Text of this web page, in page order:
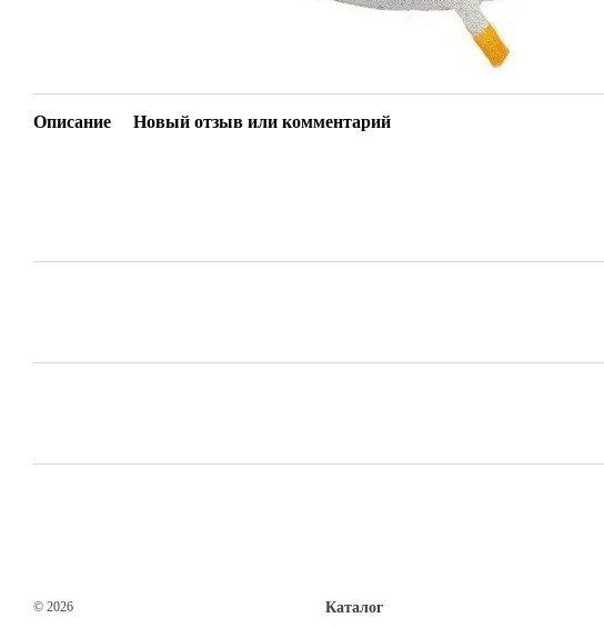
Описание Новый отзыв или комментарий
© 2026
Каталог